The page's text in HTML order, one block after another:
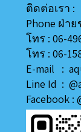
ติดต่อเรา :
Phone ฝ่าย
โทร : 06-
โทร : 06-
E-mail :
Line Id :
Facebook :